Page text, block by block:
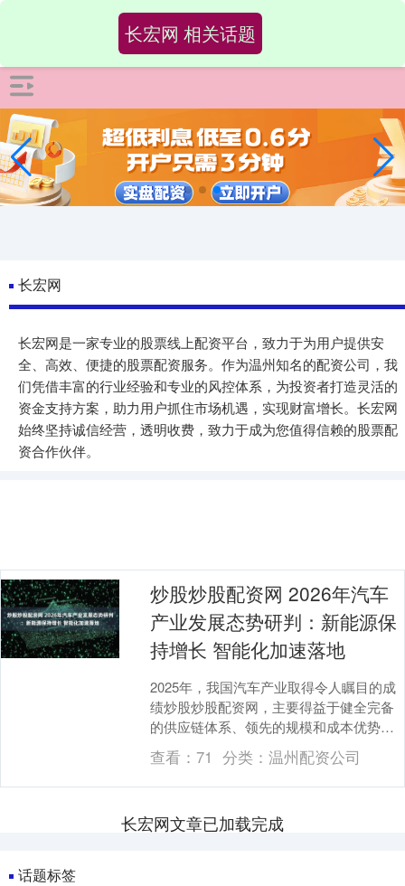
长宏网
长宏网是一家专业的股票线上配资平台，致力于为用户提供安
全、高效、便捷的股票配资服务。作为温州知名的配资公司，我
们凭借丰富的行业经验和专业的风控体系，为投资者打造灵活的
资金支持方案，助力用户抓住市场机遇，实现财富增长。长宏网
始终坚持诚信经营，透明收费，致力于成为您值得信赖的股票配
资合作伙伴。
长宏网 相关话题
炒股炒股配资网 2026年汽车
产业发展态势研判：新能源保
持增长 智能化加速落地
2025年，我国汽车产业取得令人瞩目的成
绩炒股炒股配资网，主要得益于健全完备
的供应链体系、领先的规模和成本优势、
具有潜力的消费市场、快速的技术与模式
创新、恰逢其....
查看：71 分类： 温州配资公司
长宏网文章已加载完成
话题标签